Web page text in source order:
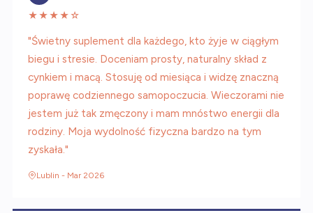
★★★★☆
"Świetny suplement dla każdego, kto żyje w ciągłym
biegu i stresie. Doceniam prosty, naturalny skład z
cynkiem i macą. Stosuję od miesiąca i widzę znaczną
poprawę codziennego samopoczucia. Wieczorami nie
jestem już tak zmęczony i mam mnóstwo energii dla
rodziny. Moja wydolność fizyczna bardzo na tym
zyskała."
Lublin - Mar 2026